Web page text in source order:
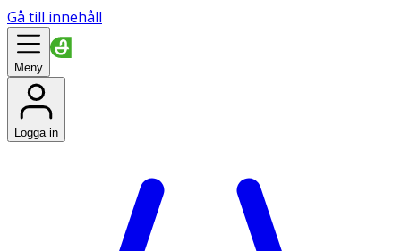
Gå till innehåll
Meny
Logga in